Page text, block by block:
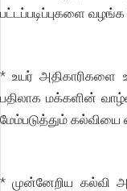
பட்டப்படிப்புகளை
* உயர் அதிகாரிகளை
பதிலாக மக்களின்
மேம்படுத்தும்
* முன்னேறிய கல்வி